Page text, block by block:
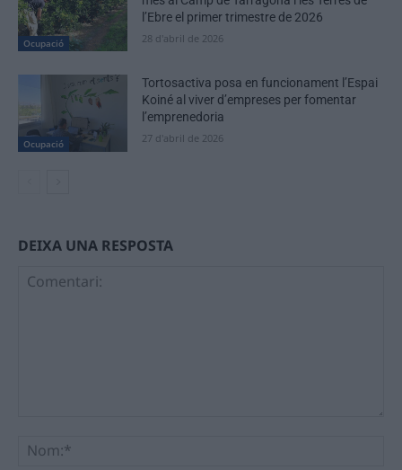
Ocupació
l’Ebre el primer trimestre de 2026
28 d'abril de 2026
Ocupació
Tortosactiva posa en funcionament l’Espai
Koiné al viver d’empreses per fomentar
l’emprenedoria
27 d'abril de 2026
DEIXA UNA RESPOSTA